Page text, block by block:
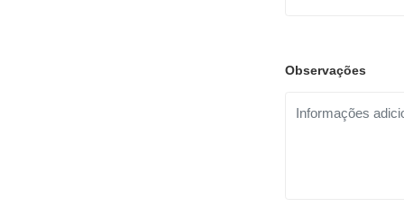
Observações